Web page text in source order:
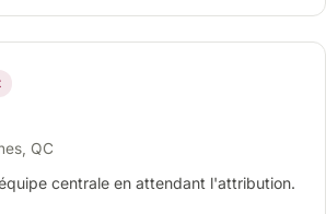
QC
centrale en attendant l'attribution.